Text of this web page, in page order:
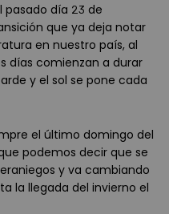
día 23 de
que ya deja notar
en nuestro país, al
días comienzan a durar
y el sol se pone cada
el último domingo del
podemos decir que se
y va cambiando
la llegada del invierno el